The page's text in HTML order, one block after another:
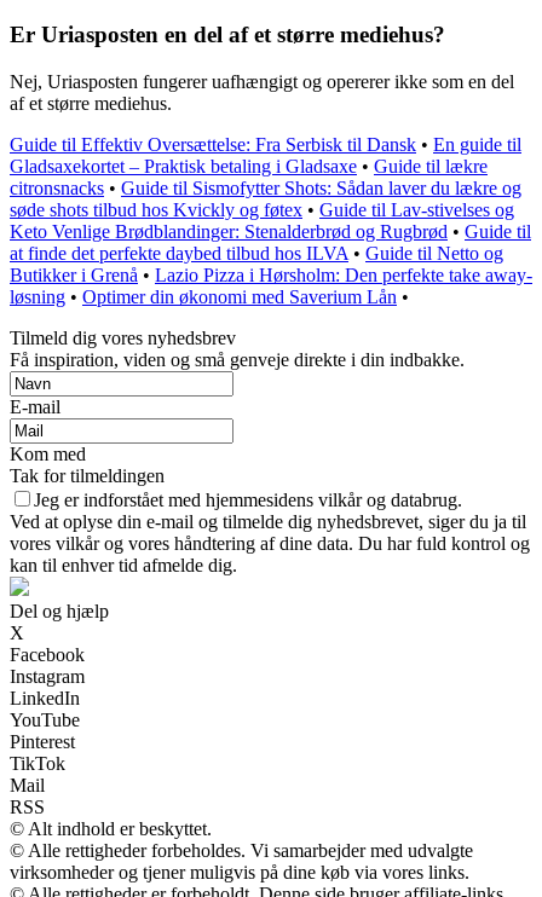
Er Uriasposten en del af et større mediehus?
Nej, Uriasposten fungerer uafhængigt og opererer ikke som en del
af et større mediehus.
Guide til Effektiv Oversættelse: Fra Serbisk til Dansk • En guide til
Gladsaxekortet – Praktisk betaling i Gladsaxe • Guide til lækre
citronsnacks • Guide til Sismofytter Shots: Sådan laver du lækre og
søde shots tilbud hos Kvickly og føtex • Guide til Lav-stivelses og
Keto Venlige Brødblandinger: Stenalderbrød og Rugbrød • Guide til
at finde det perfekte daybed tilbud hos ILVA • Guide til Netto og
Butikker i Grenå • Lazio Pizza i Hørsholm: Den perfekte take away-
løsning • Optimer din økonomi med Saverium Lån •
Tilmeld dig vores nyhedsbrev
Få inspiration, viden og små genveje direkte i din indbakke.
E-mail
Kom med
Tak for tilmeldingen
Jeg er indforstået med hjemmesidens vilkår og databrug.
Ved at oplyse din e-mail og tilmelde dig nyhedsbrevet, siger du ja til
vores vilkår og vores håndtering af dine data. Du har fuld kontrol og
kan til enhver tid afmelde dig.
Del og hjælp
X
Facebook
Instagram
LinkedIn
YouTube
Pinterest
TikTok
Mail
RSS
© Alt indhold er beskyttet.
© Alle rettigheder forbeholdes. Vi samarbejder med udvalgte
virksomheder og tjener muligvis på dine køb via vores links.